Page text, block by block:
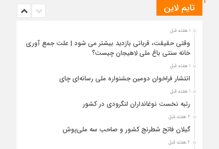
تایم لاین
1 هفته قبل
وقتی حقیقت، قربانی بازدید بیشتر می شود | علت جمع آوری
خانه سنتی باغ ملی لاهیجان چیست؟
1 هفته قبل
انتشار فراخوان دومین جشنواره ملی رسانه‌ای چای
1 هفته قبل
رتبه نخست نوغانداران لنگرودی در کشور
2 هفته قبل
گیلان فاتح شطرنج کشور و صاحب سه ملی‌پوش
2 هفته قبل